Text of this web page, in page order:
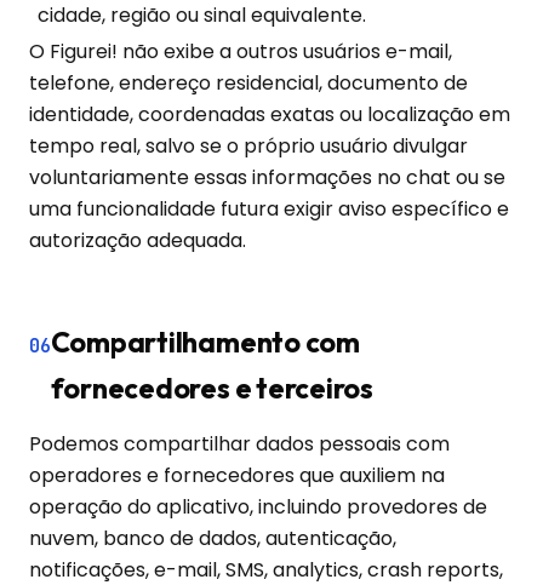
cidade, região ou sinal equivalente.
O Figurei! não exibe a outros usuários e-mail,
telefone, endereço residencial, documento de
identidade, coordenadas exatas ou localização em
tempo real, salvo se o próprio usuário divulgar
voluntariamente essas informações no chat ou se
uma funcionalidade futura exigir aviso específico e
autorização adequada.
06Compartilhamento com
fornecedores e terceiros
Podemos compartilhar dados pessoais com
operadores e fornecedores que auxiliem na
operação do aplicativo, incluindo provedores de
nuvem, banco de dados, autenticação,
notificações, e-mail, SMS, analytics, crash reports,